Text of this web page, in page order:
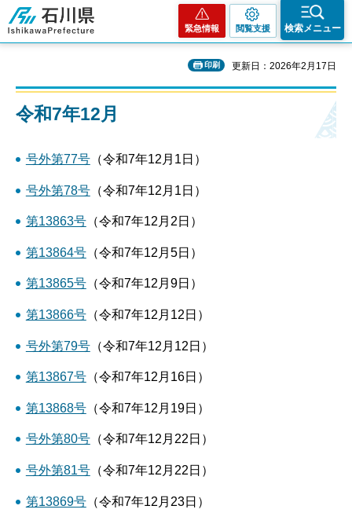
石川県
緊急情報 閲覧支援 検索メニュー
印刷 更新日：2026年2月17日
令和7年12月
号外第77号（令和7年12月1日）
号外第78号（令和7年12月1日）
第13863号（令和7年12月2日）
第13864号（令和7年12月5日）
第13865号（令和7年12月9日）
第13866号（令和7年12月12日）
号外第79号（令和7年12月12日）
第13867号（令和7年12月16日）
第13868号（令和7年12月19日）
号外第80号（令和7年12月22日）
号外第81号（令和7年12月22日）
第13869号（令和7年12月23日）